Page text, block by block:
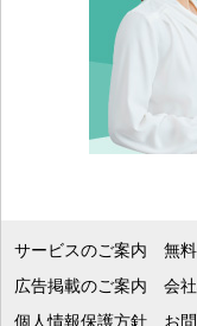
サービスのご案内
無
広告掲載のご案内 会
個人情報保護方針 お